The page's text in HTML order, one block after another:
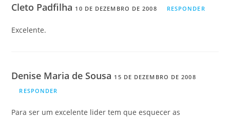
Cleto Padfilha 10 DE DEZEMBRO DE 2008 RESPONDER
Excelente.
Denise Maria de Sousa 15 DE DEZEMBRO DE 2008
RESPONDER
Para ser um excelente lider tem que esquecer as